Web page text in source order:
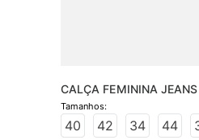
CALÇA FEMININA
JEANS ESCURO
40 42 34 44